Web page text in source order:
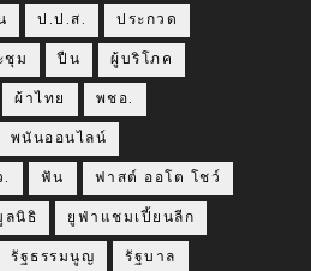
ป.ป.ส. ประกวด
ชุม ปืน ผู้บริโภค
ผ้าไทย พชอ.
พนันออนไลน์
ฟัน ฟาสต์ ออโต โชว์
ลนิธิ ยูฟ่าแชมเปี้ยนลีก
รัฐธรรมนูญ รัฐบาล